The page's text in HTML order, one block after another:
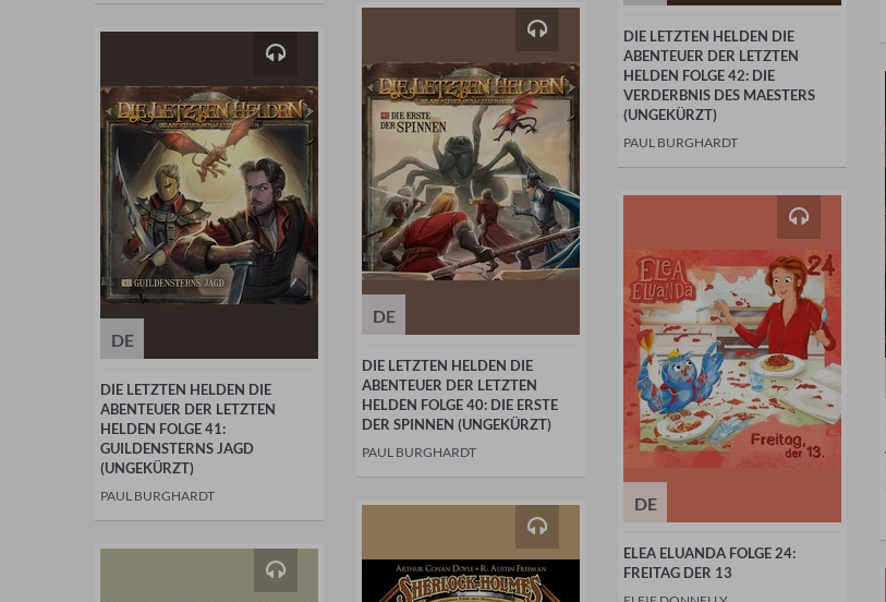
DIE LETZTEN HELDEN DIE
ABENTEUER DER LETZTEN
HELDEN FOLGE 42: DIE
VERDERBNIS DES MAESTERS
(UNGEKÜRZT)
PAUL BURGHARDT
DE
DIE LETZTEN HELDEN DIE
ABENTEUER DER LETZTEN
HELDEN FOLGE 41:
GUILDENSTERNS JAGD
(UNGEKÜRZT)
PAUL BURGHARDT
DE
DIE LETZTEN HELDEN DIE
ABENTEUER DER LETZTEN
HELDEN FOLGE 40: DIE ERSTE
DER SPINNEN (UNGEKÜRZT)
PAUL BURGHARDT
DE
ELEA ELUANDA FOLGE 24:
FREITAG DER 13